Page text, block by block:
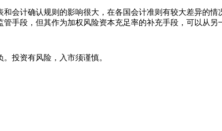
计确认规则的影响很大，在各国会计准则有较大差异的情
手段，但其作为加权风险资本充足率的补充手段，可以从
投资有风险，入市须谨慎。